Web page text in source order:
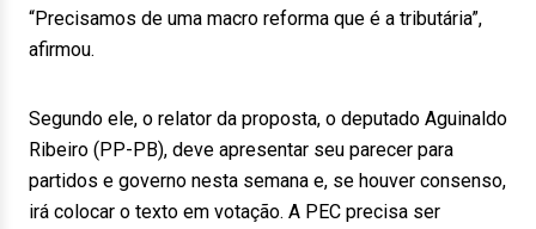
“Precisamos de uma macro reforma que é a tributária”,
afirmou.
Segundo ele, o relator da proposta, o deputado Aguinaldo
Ribeiro (PP-PB), deve apresentar seu parecer para
partidos e governo nesta semana e, se houver consenso,
irá colocar o texto em votação. A PEC precisa ser